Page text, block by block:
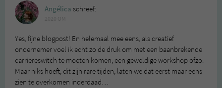
Angélica schreef:
Yes, fijne blogpost! En helemaal mee eens, als creatief
ondernemer voel ik echt zo de druk om met een baanbrekende
carriereswitch te moeten komen, een geweldige workshop ofzo.
Maar niks hoeft, dit zijn rare tijden, laten we dat eerst maar eens
zien te overkomen inderdaad…